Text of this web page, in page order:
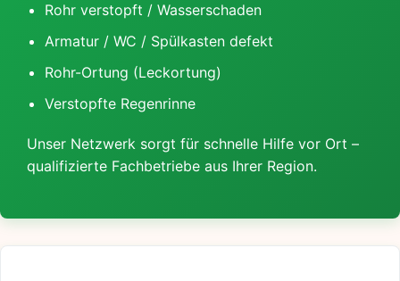
Rohr verstopft / Wasserschaden
Armatur / WC / Spülkasten defekt
Rohr-Ortung (Leckortung)
Verstopfte Regenrinne
Unser Netzwerk sorgt für schnelle Hilfe vor Ort –
qualifizierte Fachbetriebe aus Ihrer Region.